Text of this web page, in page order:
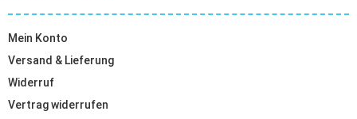
Mein Konto
Versand & Lieferung
Widerruf
Vertrag widerrufen